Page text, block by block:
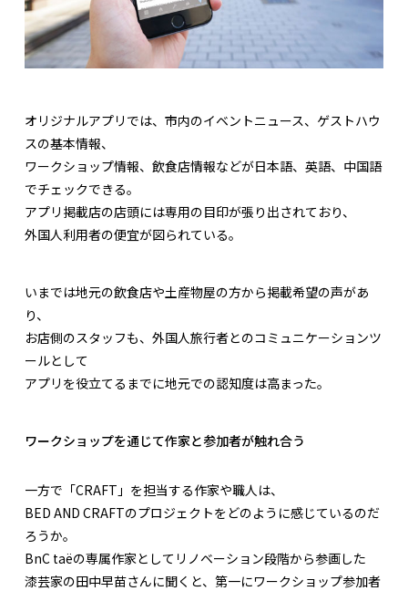
オリジナルアプリでは、市内のイベントニュース、ゲストハウ
スの基本情報、
ワークショップ情報、飲食店情報などが日本語、英語、中国語
でチェックできる。
アプリ掲載店の店頭には専用の目印が張り出されており、
外国人利用者の便宜が図られている。
いまでは地元の飲食店や土産物屋の方から掲載希望の声があ
り、
お店側のスタッフも、外国人旅行者とのコミュニケーションツ
ールとして
アプリを役立てるまでに地元での認知度は高まった。
ワークショップを通じて作家と参加者が触れ合う
一方で「CRAFT」を担当する作家や職人は、
BED AND CRAFTのプロジェクトをどのように感じているのだ
ろうか。
BnC taëの専属作家としてリノベーション段階から参画した
漆芸家の田中早苗さんに聞くと、第一にワークショップ参加者